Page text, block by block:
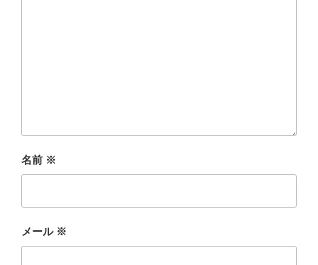
名前 ※
メール ※